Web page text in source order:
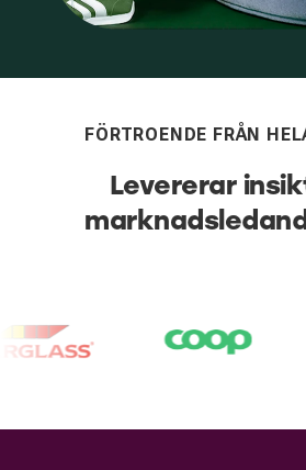
FÖRTROENDE FRÅN
Levererar